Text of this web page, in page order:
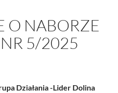
O NABORZE
5/2025
Działania -Lider Dolina